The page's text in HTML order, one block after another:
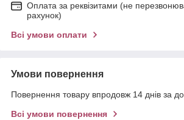
Оплата за реквізитами (не
рахунок)
Всі умови оплати
Умови повернення
Повернення товару впродовж 14 днів за
Всі умови повернення